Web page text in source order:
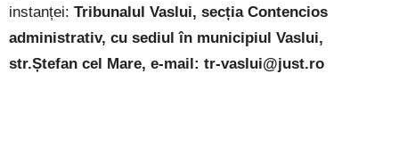
instanței: Tribunalul Vaslui, secția Contencios
administrativ, cu sediul în municipiul Vaslui,
str.Ștefan cel Mare, e-mail: tr-vaslui@just.ro